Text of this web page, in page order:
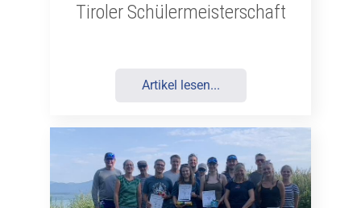
Tiroler Schülermeisterschaft
Artikel lesen...